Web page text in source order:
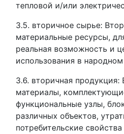
тепловой и/или
3.5. вторичное сырье:
материальные ресурсы,
реальная возможность и
использования в
3.6. вторичная продукция:
материалы,
функциональные узлы,
различных объектов,
потребительские